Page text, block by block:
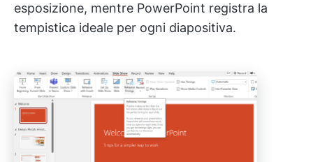
esposizione, mentre PowerPoint registra la
tempistica ideale per ogni diapositiva.